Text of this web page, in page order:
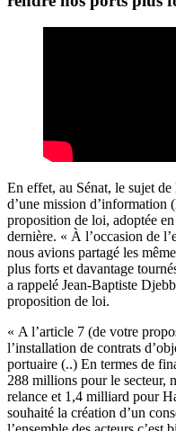
En effet, au Sénat, le sujet
d’une mission d’information
proposition de loi, adoptée
dernière. « À l’occasion de
nous avions partagé les
plus forts et davantage
a rappelé Jean-Baptiste
proposition de loi.
« A l’article 7 (de votre
l’installation de contrats
portuaire (..) En termes de
288 millions pour le secteur,
relance et 1,4 milliard pour
souhaité la création d’un